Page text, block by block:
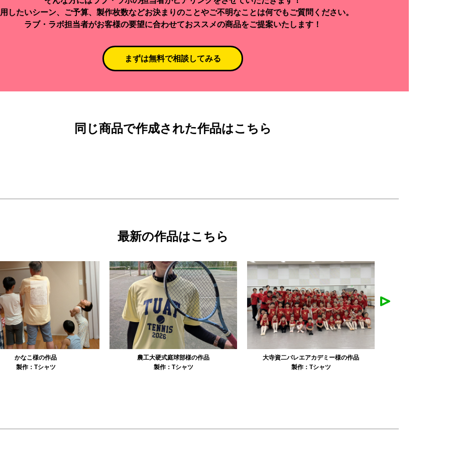
したいシーン、ご予算、製作枚数などお決まりのことやご不明なことは何でもご質問ください。
ラブ・ラボ担当者がお客様の要望に合わせておススメの商品をご提案いたします！
まずは無料で相談してみる
同じ商品で作成された作品はこちら
最新の作品はこちら
農工大硬式庭球部様の作品
製作： Tシャツ
大寺資二バレエアカデミー様の作品
製作： Tシャツ
リュミエル新体操クラブ様の作品
Tシャツ製作：パーカ・スウェット